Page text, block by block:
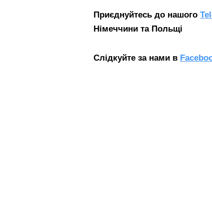
Приєднуйтесь до нашого
Німеччини та Польщі
Слідкуйте за нами в